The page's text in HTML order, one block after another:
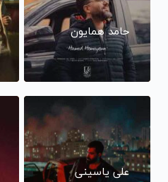
حامد همایون
علی یاسینی